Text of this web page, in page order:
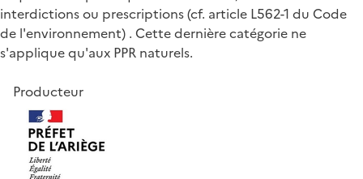
interdictions ou prescriptions (cf. article L562-1 du Code
de l'environnement) . Cette dernière catégorie ne
s'applique qu'aux PPR naturels.
Producteur